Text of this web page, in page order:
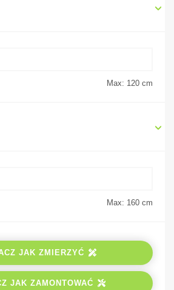
Max: 120 cm
Max: 160 cm
JAK ZMIERZYĆ
JAK ZAMONTOWAĆ